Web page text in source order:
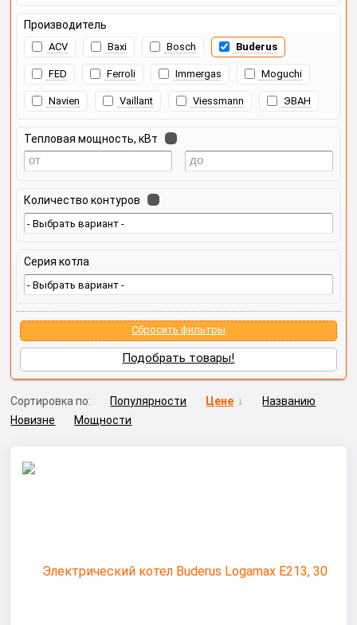
Производитель
ACV Baxi Bosch Buderus
FED Ferroli Immergas Moguchi
Navien Vaillant Viessmann ЭВАН
Тепловая мощность, кВт
Количество контуров
Серия котла
Подобрать товары!
Сбросить фильтры
Сортировка по: Популярности Цене
Названию
Новизне
Мощности